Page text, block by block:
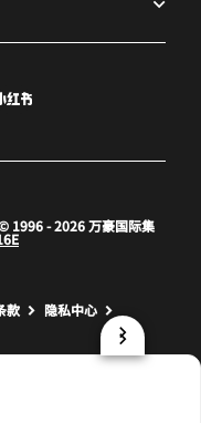
口
打开新窗口
1996 - 2026 万豪国际集
款 打开新窗口
隐私中心